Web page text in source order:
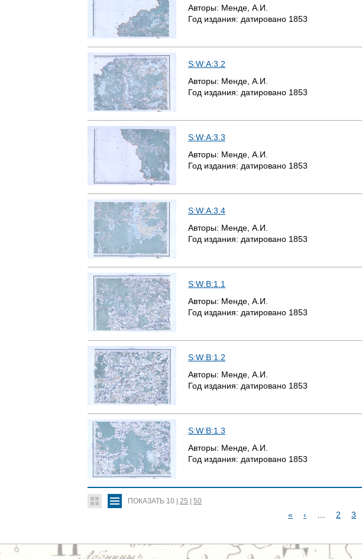
Авторы: Менде, А.И.
Год издания: датировано 1853
S:W:A:3.2
Авторы: Менде, А.И.
Год издания: датировано 1853
S:W:A:3.3
Авторы: Менде, А.И.
Год издания: датировано 1853
S:W:A:3.4
Авторы: Менде, А.И.
Год издания: датировано 1853
S:W:B:1.1
Авторы: Менде, А.И.
Год издания: датировано 1853
S:W:B:1.2
Авторы: Менде, А.И.
Год издания: датировано 1853
S:W:B:1.3
Авторы: Менде, А.И.
Год издания: датировано 1853
ПОКАЗАТЬ 10 25 50
Т
« ‹ 2 3